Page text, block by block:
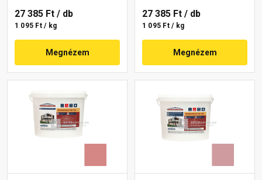
27 385 Ft / db
1 095 Ft / kg
Megnézem
27 385 Ft / db
1 095 Ft / kg
Megnézem